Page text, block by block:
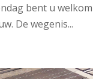
bent u
De wegenis...